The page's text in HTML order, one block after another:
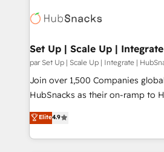
technical development team. - 19 HubSpot-certified trainers
funnel marketing and high-
Point Success Media. - Expert deployment of Breeze AI and
custom agents to automate growth. 🏆 Elite
platform accreditations and deep
resilient growth.
Set Up | Scale Up |
par Set Up | Scale Up | Integrate |
Join over 1,500 Companies
HubSnacks as their on-ramp to
pay-as-you-go plans that accelerate
Onboarding New or Check-fixing
2️⃣ Scale Up | 100% HubSpot
Elite4.9